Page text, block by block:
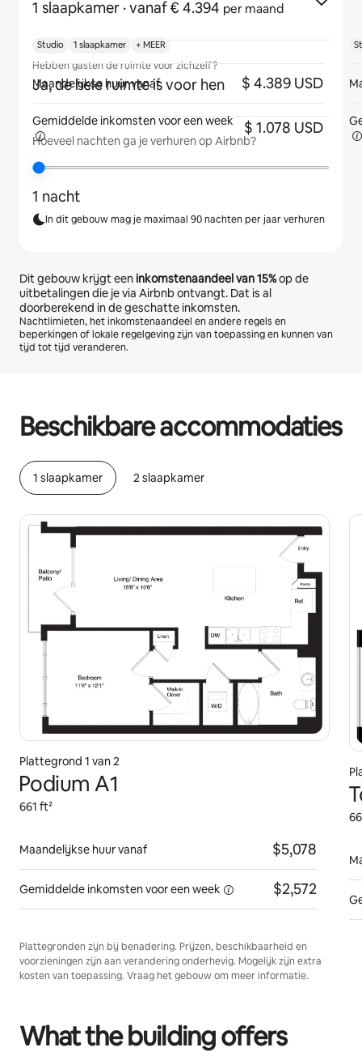
1 slaapkamer · vanaf € 4.394 per maand
Hebben gasten de ruimte voor zichzelf?
Ja, de hele ruimte is voor hen
Hoeveel nachten ga je verhuren op Airbnb?
1 nacht
In dit gebouw mag je maximaal 90 nachten per jaar verhuren
Dit gebouw krijgt eeninkomstenaandeel van15%op de
uitbetalingen die je via Airbnb ontvangt. Dat is al
doorberekend in de geschatte inkomsten.
Nachtlimieten, het inkomstenaandeel en andere regels en
beperkingen of lokale regelgeving zijn van toepassing en kunnen van
tijd tot tijd veranderen.
Beschikbare accommodaties
1 slaapkamer 2 slaapkamer
Plattegrond 1 van 2
Podium A1
661 ft²
Maandelijkse huur vanaf $5,078
Gemiddelde inkomsten voor eenweek $2,572
Plattegronden zijn bij benadering. Prijzen, beschikbaarheid en
voorzieningen zijn aan verandering onderhevig. Mogelijk zijn extra
kosten van toepassing. Vraag het gebouw om meer informatie.
What the building offers
Studio 1 slaapkamer + MEER
Maandelijkse huur vanaf $ 4.389 USD
Gemiddelde inkomsten voor eenweek $ 1.078 USD